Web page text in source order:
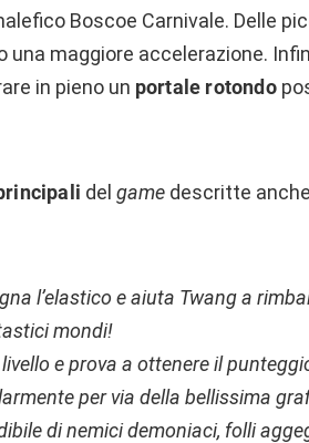
Boscoe Carnivale. Delle
maggiore accelerazione.
in pieno un portale rotondo
del game descritte
l’elastico e aiuta Twang a
mondi!
e prova a ottenere il
per via della bellissima
di nemici demoniaci, folli